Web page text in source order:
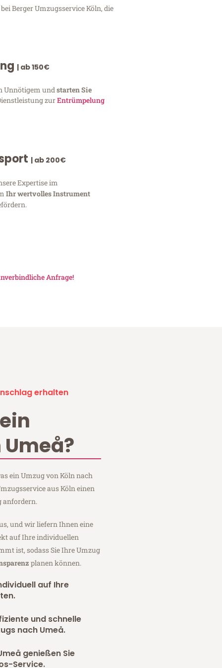
Berger Umzugsservice Köln, die
| ab 150€
Unnötigem und starten Sie
zurEntrümpelung
| ab 200€
Expertise im
Ihr wertvolles Instrument
Anfrage!
erhalten
ein Umzug von Köln nach
aus Köln einen
anfordern.
und wir liefern Ihnen eine
auf Ihre individuellen
ist, sodass Sie Ihre Umzug
planen können.
auf Ihre
und schnelle
nach Umeå.
genießen Sie
Service.